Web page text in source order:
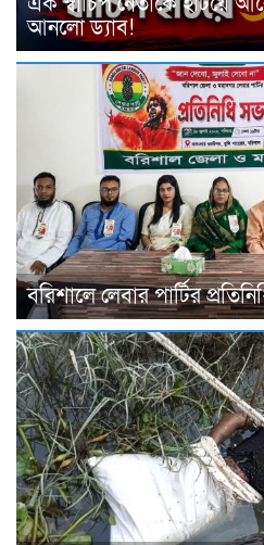
আনলো ড্যাব!
বরিশালে লেবার পার্টির